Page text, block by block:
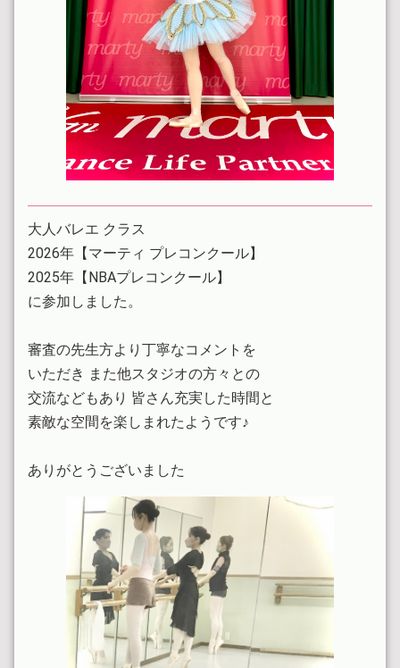
2023.08.14
NBAプレコンクールに参加しました
2023.07.06
こどもバレエ 見学を再開しました
「テラコヤプラス」に紹介していただきました
2023.05.02
レッスン見学体験ご希望の方へお願い致します
2023.05.02
5〜8月土曜大人クラス内容変更します
今年度のVaクラス終了しました
2023.01.03
体験レッスン7日より始めます
明けましておめでとうございます
2022.12.29
今年も1年ありがとうございました
2022.12.24
見学会ありがとうございました
2022.12.04
体験レッスンについてのお知らせ
大人バレエ クラス
2026年【マーティ プレコンクール】
2025年【NBAプレコンクール】
に参加しました。
審査の先生方より丁寧なコメントを
いただき また他スタジオの方々との
交流などもあり 皆さん充実した時間と
素敵な空間を楽しまれたようです♪
ありがとうございました